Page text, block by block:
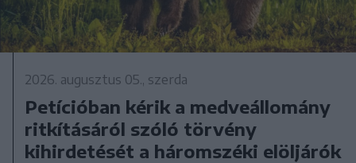
2026. augusztus 05., szerda
Petícióban kérik a medveállomány
ritkításáról szóló törvény
kihirdetését a háromszéki elöljárók